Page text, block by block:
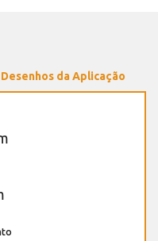
Desenhos da Aplicação